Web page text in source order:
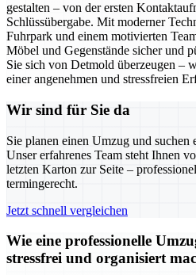
gestalten – von der ersten
Schlüssübergabe. Mit moderner
Fuhrpark und einem motivierten
Möbel und Gegenstände sicher und
Sie sich von Detmold überzeugen –
einer angenehmen und stressfreien
Wir sind für Sie da
Sie planen einen Umzug und suchen
Unser erfahrenes Team steht Ihnen
letzten Karton zur Seite –
termingerecht.
Jetzt schnell vergleichen
Wie eine professionelle
stressfrei und organisiert